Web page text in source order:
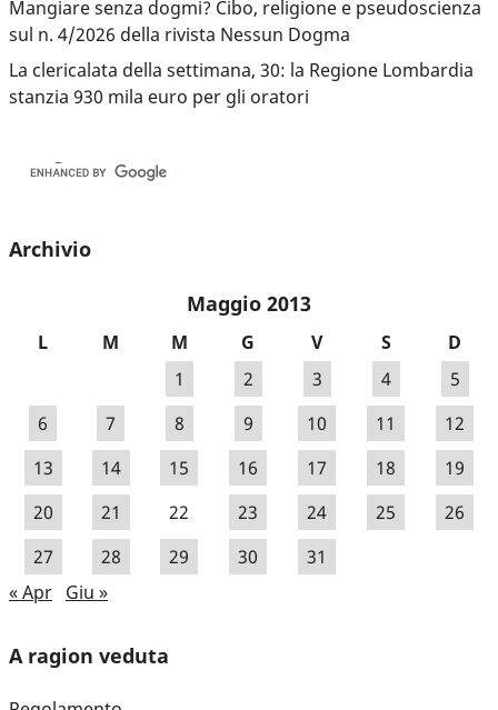
Mangiare senza dogmi? Cibo, religione e pseudoscienza
sul n. 4/2026 della rivista Nessun Dogma
La clericalata della settimana, 30: la Regione Lombardia
stanzia 930 mila euro per gli oratori
Archivio
Maggio 2013
L M M G V S
D
1
2 3 4
5
6
7 8 9 10 11
12
13
14 15 16 17 18
19
20
21 22 23 24 25
26
27
28 29 30
31
« Apr Giu »
A ragion veduta